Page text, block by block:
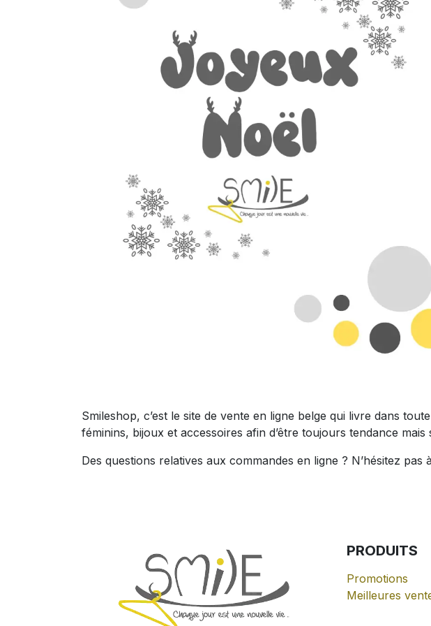
Smileshop, c’est le site de vente en ligne belge qui livre dans
féminins, bijoux et accessoires afin d’être toujours tendance
Des questions relatives aux commandes en ligne ? N’hésitez
PRODUITS
Promotions
Meilleures